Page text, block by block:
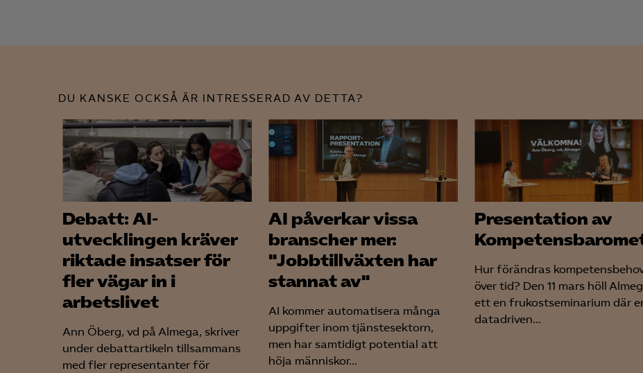
LinkedIn Insight
Microsoft Ads
DU KANSKE OCKSÅ ÄR INTRESSERAD AV DETTA?
Debatt: AI-
utvecklingen kräver
riktade insatser för
fler vägar in i
arbetslivet
Ann Öberg, vd på Almega, skriver
under debattartikeln tillsammans
med fler representanter för
AI påverkar vissa
branscher mer:
"Jobbtillväxten har
stannat av"
AI kommer automatisera många
uppgifter inom tjänstesektorn,
men har samtidigt potential att
höja människor...
Presentation av
Hur förändras
över tid? Den 11 mars höll
ett en frukostseminarium där
datadriven...